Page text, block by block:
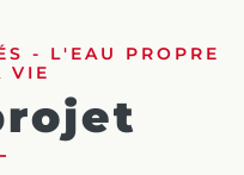
- L'EAU PROPRE
VIE